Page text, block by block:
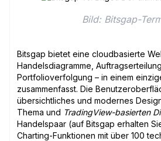
Bild: Bitsgap-
Bitsgap bietet eine cloudbasierte
Handelsdiagramme,
Portfolioverfolgung – in einem
zusammenfasst. Die
übersichtliches und modernes
Thema und TradingView-basierten
Handelspaar (auf Bitsgap erhalten
Charting-Funktionen mit über 100